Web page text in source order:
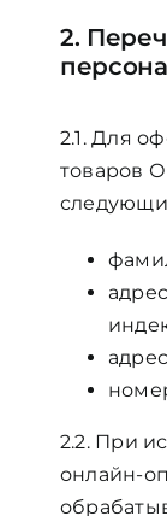
2.
2.1. Для
товаров
2.2. При
онлайн-